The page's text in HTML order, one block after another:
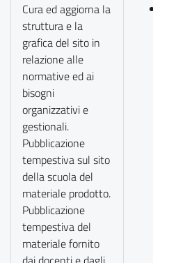
Cura ed aggiorna la
struttura e la
grafica del sito in
relazione alle
normative ed ai
bisogni
organizzativi e
gestionali.
Pubblicazione
tempestiva sul sito
della scuola del
materiale prodotto.
Pubblicazione
tempestiva del
materiale fornito